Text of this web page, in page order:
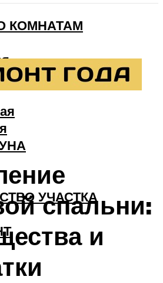
КОМНАТАМ
УЧАСТКА
спальни:
и